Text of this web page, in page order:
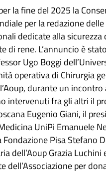
la fine del 2025 la
per la redazione
dedicate alla sicurezza
di rene. L’annuncio è
Ugo Boggi
operativa di Chirurgia
durante un incontro
intervenuti fra gli altri il
Eugenio Giani, il
UniPi Emanuele
Pisa Stefano
dell’Aoup Grazia Luchini
dell’Associazione per